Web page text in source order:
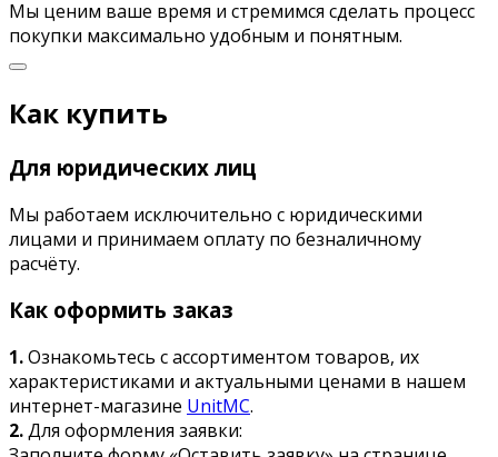
Мы ценим ваше время и стремимся сделать процесс
покупки максимально удобным и понятным.
Как купить
Для юридических лиц
Мы работаем исключительно с юридическими
лицами и принимаем оплату по безналичному
расчёту.
Как оформить заказ
1.Ознакомьтесь с ассортиментом товаров, их
характеристиками и актуальными ценами в нашем
интернет-магазине UnitMC.
2.Для оформления заявки: